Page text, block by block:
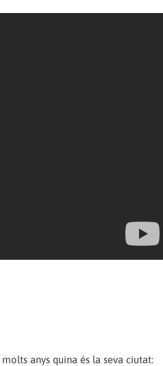
anys quina és la seva ciutat: